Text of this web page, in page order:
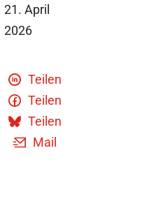
21. April
2026
Teilen
Teilen
Teilen
Mail